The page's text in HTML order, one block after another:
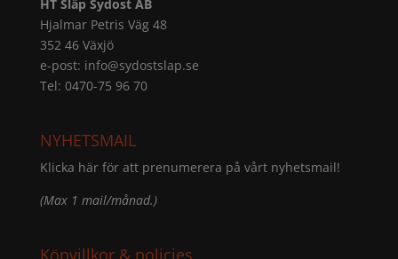
HT Släp Sydost AB
Hjalmar Petris Väg 48
352 46 Växjö
e-post: info@sydostslap.se
Tel: 0470-75 96 70
NYHETSMAIL
Klicka här för att prenumerera på vårt nyhetsmail!
(Max 1 mail/månad.)